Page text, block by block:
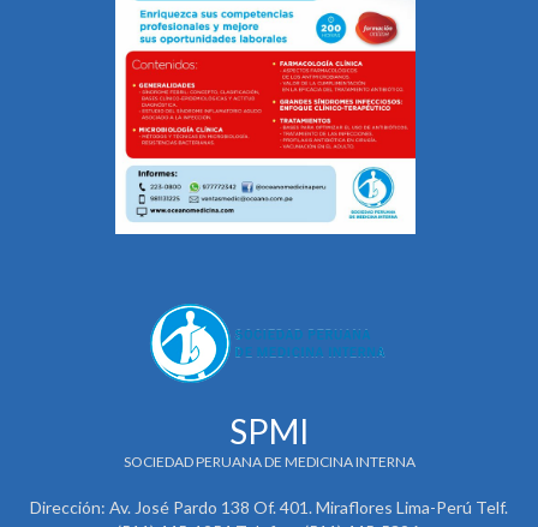
SPMI
SOCIEDAD PERUANA DE MEDICINA INTERNA
Dirección: Av. José Pardo 138 Of. 401. Miraflores Lima-Perú Telf.